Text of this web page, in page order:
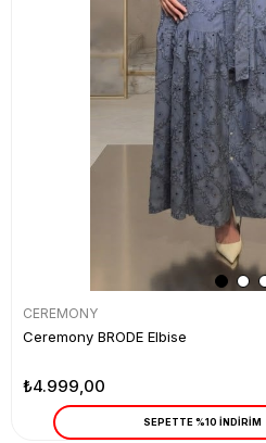
CEREMONY
Ceremony BRODE Elbise
₺4.999,00
SEPETTE %10 İNDİRİM